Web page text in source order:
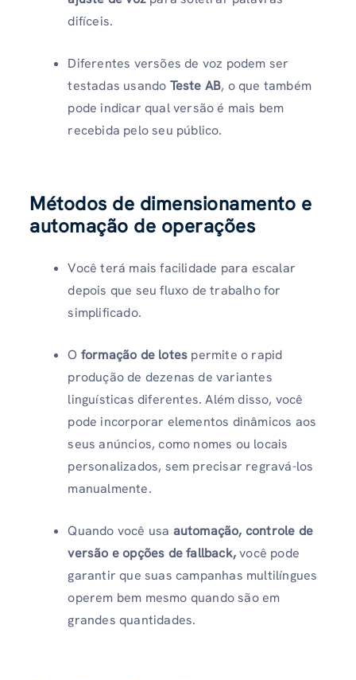
difíceis.
Diferentes versões de voz podem ser
testadas usando Teste AB, o que também
pode indicar qual versão é mais bem
recebida pelo seu público.
Métodos de dimensionamento e
automação de operações
Você terá mais facilidade para escalar
depois que seu fluxo de trabalho for
simplificado.
O formação de lotes permite o rapid
produção de dezenas de variantes
linguísticas diferentes. Além disso, você
pode incorporar elementos dinâmicos aos
seus anúncios, como nomes ou locais
personalizados, sem precisar regravá-los
manualmente.
Quando você usa automação, controle de
versão e opções de fallback,você pode
garantir que suas campanhas multilíngues
operem bem mesmo quando são em
grandes quantidades.